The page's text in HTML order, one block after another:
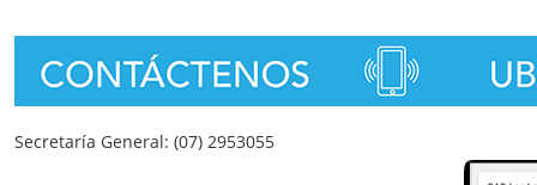
Secretaría General: (07) 2953055